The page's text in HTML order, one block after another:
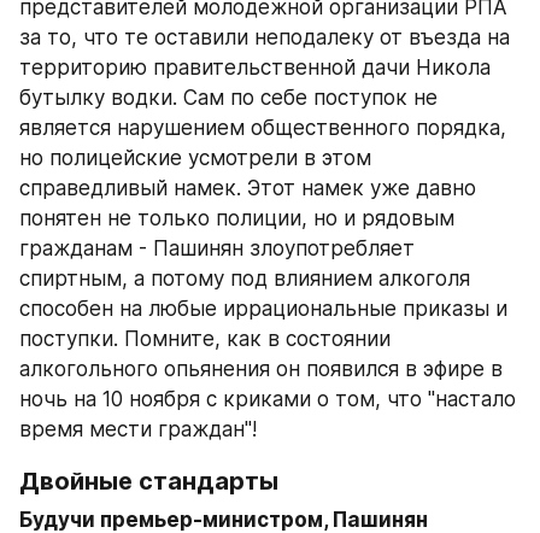
представителей молодежной организации РПА
за то, что те оставили неподалеку от въезда на
территорию правительственной дачи Никола
бутылку водки. Сам по себе поступок не
является нарушением общественного порядка,
но полицейские усмотрели в этом
справедливый намек. Этот намек уже давно
понятен не только полиции, но и рядовым
гражданам - Пашинян злоупотребляет
спиртным, а потому под влиянием алкоголя
способен на любые иррациональные приказы и
поступки. Помните, как в состоянии
алкогольного опьянения он появился в эфире в
ночь на 10 ноября с криками о том, что "настало
время мести граждан"!
Двойные стандарты
Будучи премьер-министром, Пашинян